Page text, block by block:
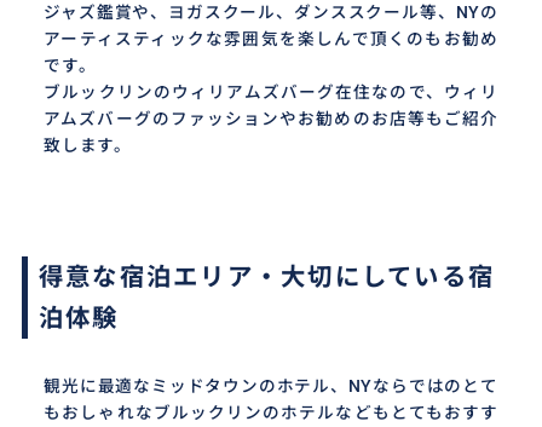
ジャズ鑑賞や、ヨガスクール、ダンススクール等、NYの
アーティスティックな雰囲気を楽しんで頂くのもお勧め
です。
ブルックリンのウィリアムズバーグ在住なので、ウィリ
アムズバーグのファッションやお勧めのお店等もご紹介
致します。
得意な宿泊エリア・大切にしている宿
泊体験
観光に最適なミッドタウンのホテル、NYならではのとて
もおしゃれなブルックリンのホテルなどもとてもおすす